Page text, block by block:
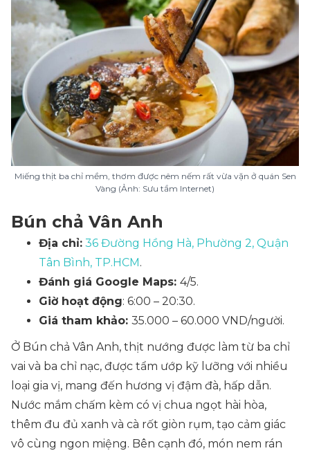
Miếng thịt ba chỉ mềm, thơm được nêm nếm rất vừa vặn ở quán Sen
Vàng (Ảnh: Sưu tầm Internet)
Bún chả Vân Anh
Địa chỉ: 36 Đường Hồng Hà, Phường 2, Quận
Tân Bình, TP.HCM.
Đánh giá Google Maps: 4/5.
Giờ hoạt động: 6:00 – 20:30.
Giá tham khảo: 35.000 – 60.000 VND/người.
Ở Bún chả Vân Anh, thịt nướng được làm từ ba chỉ
vai và ba chỉ nạc, được tẩm ướp kỹ lưỡng với nhiều
loại gia vị, mang đến hương vị đậm đà, hấp dẫn.
Nước mắm chấm kèm có vị chua ngọt hài hòa,
thêm đu đủ xanh và cà rốt giòn rụm, tạo cảm giác
vô cùng ngon miệng. Bên cạnh đó, món nem rán